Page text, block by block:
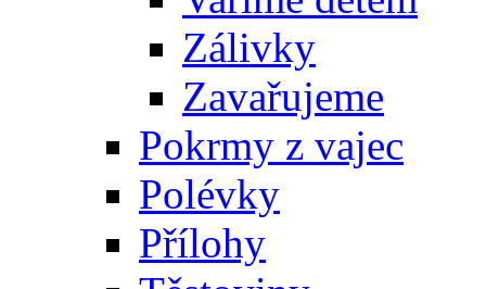
Zálivky
Zavařujeme
Pokrmy z vajec
Polévky
Přílohy